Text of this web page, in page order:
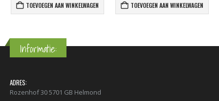
TOEVOEGEN AAN WINKELWAGEN TOEVOEGEN AAN WINKELWAGEN
Informatie:
ADRES:
Rozenhof 30 5701 GB Helmond